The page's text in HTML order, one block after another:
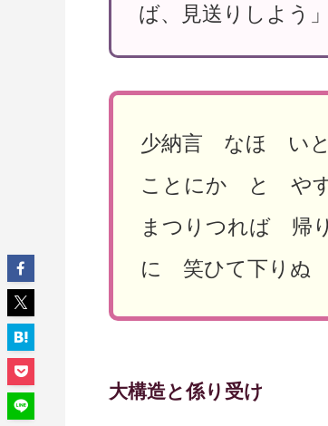
ば、見送りしよう
少納言 なほ いと
ことにか と や
まつりつれば 帰
に 笑ひて下りぬ
大構造と係り受け